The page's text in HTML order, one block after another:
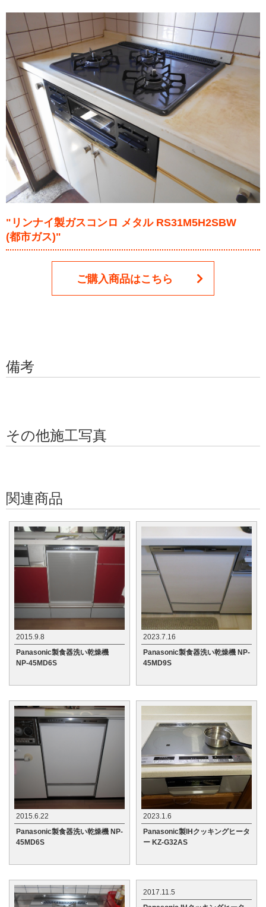
"リンナイ製ガスコンロ メタル RS31M5H2SBW
(都市ガス)"
ご購入商品はこちら
備考
その他施工写真
関連商品
2015.9.8
Panasonic製食器洗い乾燥機
NP-45MD6S
2023.7.16
Panasonic製食器洗い乾燥機 NP-
45MD9S
2015.6.22
Panasonic製食器洗い乾燥機 NP-
45MD6S
2023.1.6
Panasonic製IHクッキングヒータ
ー KZ-G32AS
2017.11.5